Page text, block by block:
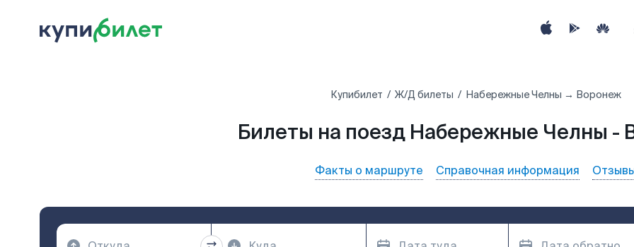
Купибилет Ж/Д билеты Набережные Челны → Воронеж
Билеты на поезд Набережные Челны -
Факты о маршруте Справочная информация